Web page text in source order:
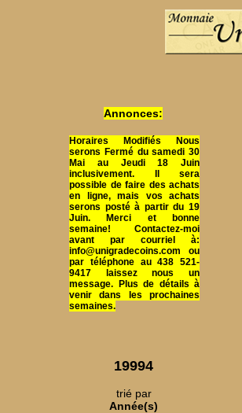
Annonces:
Horaires Modifiés Nous
serons Fermé du samedi 30
Mai au Jeudi 18 Juin
inclusivement. Il sera
possible de faire des achats
en ligne, mais vos achats
serons posté à partir du 19
Juin. Merci et bonne
semaine! Contactez-moi
avant par courriel à:
info@unigradecoins.com ou
par téléphone au 438 521-
9417 laissez nous un
message. Plus de détails à
venir dans les prochaines
semaines.
19994
trié par
Année(s)